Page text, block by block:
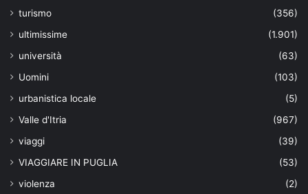
turismo
(356)
ultimissime
(1.901)
università
(63)
Uomini
(103)
urbanistica locale
(5)
Valle d'Itria
(967)
viaggi
(39)
VIAGGIARE IN PUGLIA
(53)
violenza
(2)